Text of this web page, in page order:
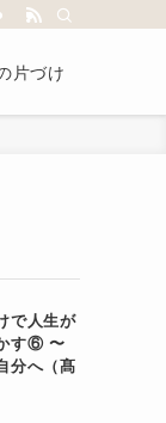
片づけ
で人生が
す⑥ 〜
分へ（髙